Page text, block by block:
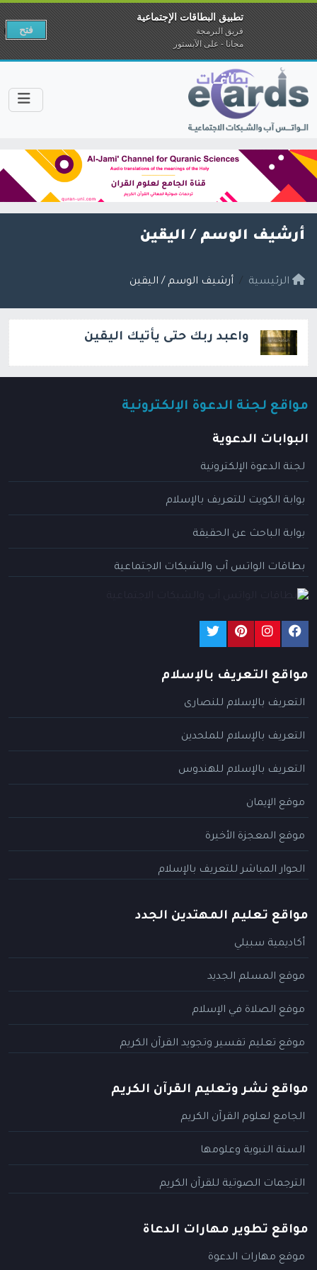
أرشيف الوسم / اليقين
الرئيسية أرشيف الوسم / اليقين
واعبد ربك حتى يأتيك اليقين
مواقع لجنة الدعوة الإلكترونية
البوابات الدعوية
لجنة الدعوة الإلكترونية
بوابة الكويت للتعريف بالإسلام
بوابة الباحث عن الحقيقة
بطاقات الواتس آب والشبكات الاجتماعية
مواقع التعريف بالإسلام
التعريف بالإسلام للنصارى
التعريف بالإسلام للملحدين
التعريف بالإسلام للهندوس
موقع الإيمان
موقع المعجزة الأخيرة
الحوار المباشر للتعريف بالإسلام
مواقع تعليم المهتدين الجدد
أكاديمية سبيلي
موقع المسلم الجديد
موقع الصلاة في الإسلام
موقع تعليم تفسير وتجويد القرآن الكريم
مواقع نشر وتعليم القرآن الكريم
الجامع لعلوم القرآن الكريم
السنة النبوية وعلومها
الترجمات الصوتية للقرآن الكريم
مواقع تطوير مهارات الدعاة
موقع مهارات الدعوة
تطبيق البطاقات الإجتماعية
فريق البرمجة
مجانا - على الآبستور
فتح